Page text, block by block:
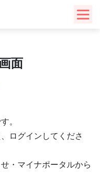
面
。
ログインしてくださ
・マイナポータルから